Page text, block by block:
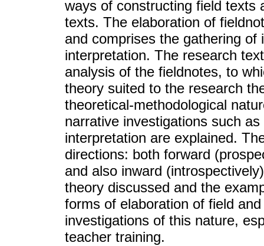
ways of constructing field texts
texts. The elaboration of
and comprises the gathering
interpretation. The research
analysis of the fieldnotes, to
theory suited to the research
theoretical-methodological
narrative investigations such
interpretation are explained.
directions: both forward
and also inward
theory discussed and the
forms of elaboration of field
investigations of this nature,
teacher training.